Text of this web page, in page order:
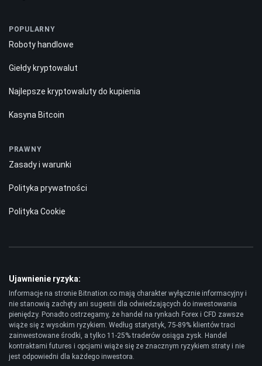
POPULARNY
Roboty handlowe
Giełdy kryptowalut
Najlepsze kryptowaluty do kupienia
Kasyna Bitcoin
PRAWNY
Zasady i warunki
Polityka prywatności
Polityka Cookie
Ujawnienie ryzyka:
Informacje na stronie Bitnation.co mają charakter wyłącznie informacyjny i
nie stanowią zachęty ani sugestii dla odwiedzających do inwestowania
pieniędzy. Ponadto ostrzegamy, że handel na rynkach Forex i CFD zawsze
wiąże się z wysokim ryzykiem. Według statystyk, 75-89% klientów traci
zainwestowane środki, a tylko 11-25% traderów osiąga zysk. Handel
kontraktami futures i opcjami wiąże się ze znacznym ryzykiem straty i nie
jest odpowiedni dla każdego inwestora.